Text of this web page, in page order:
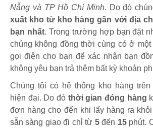
Nẵng và TP Hồ Chí Minh. Do đó
xuất kho từ kho hàng gần với địa
bạn nhất. Trong trường hợp bạn đặt
chúng không đồng thời cùng có ở
gọi điện cho bạn để xác nhận bạn
không yêu bạn trả thêm bất kỳ khoản
Chúng tôi có hệ thống kho hàng
hiện đại. Do đó thời gian đóng hàng
đơn hàng cho đến khi lấy hàng ra
sẵn sàng giao đi chỉ từ 5đến 15 phút.